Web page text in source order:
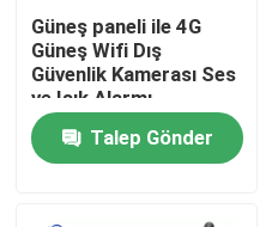
Evde
Ürün
Videolar
Güneş paneli ile 4G
Güneş Wifi Dış
Güvenlik Kamerası Ses
ve Işık Alarmı
Talep Gönder